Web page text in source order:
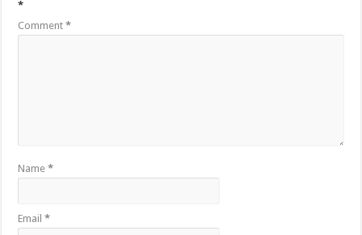
*
Comment*
Name*
Email*